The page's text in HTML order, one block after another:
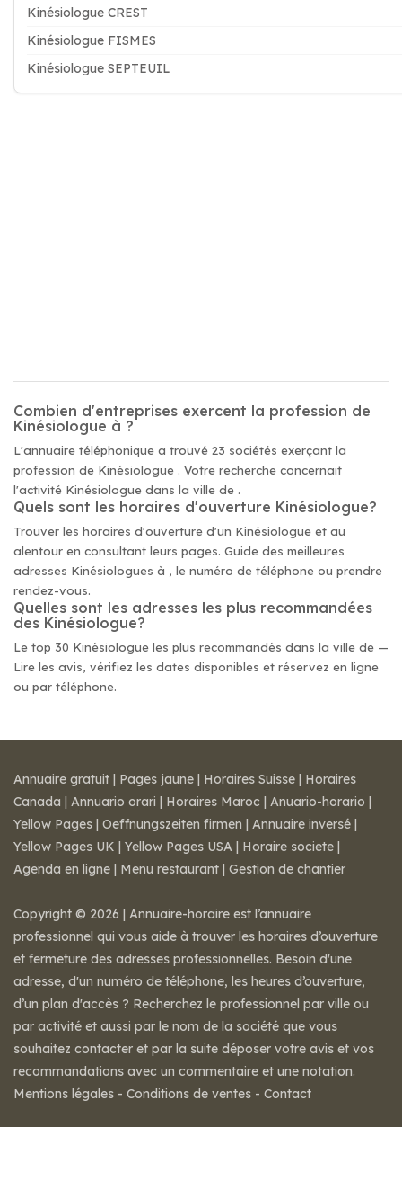
Kinésiologue CREST
Kinésiologue FISMES
Kinésiologue SEPTEUIL
Combien d'entreprises exercent la profession de
Kinésiologue à ?
L'annuaire téléphonique a trouvé 23 sociétés exerçant la
profession de Kinésiologue . Votre recherche concernait
l'activité Kinésiologue dans la ville de .
Quels sont les horaires d'ouverture Kinésiologue?
Trouver les horaires d'ouverture d'un Kinésiologue et au
alentour en consultant leurs pages. Guide des meilleures
adresses Kinésiologues à , le numéro de téléphone ou prendre
rendez-vous.
Quelles sont les adresses les plus recommandées
des Kinésiologue?
Le top 30 Kinésiologue les plus recommandés dans la ville de —
Lire les avis, vérifiez les dates disponibles et réservez en ligne
ou par téléphone.
Annuaire gratuit | Pages jaune | Horaires Suisse | Horaires
Canada | Annuario orari | Horaires Maroc | Anuario-horario |
Yellow Pages | Oeffnungszeiten firmen | Annuaire inversé |
Yellow Pages UK | Yellow Pages USA | Horaire societe |
Agenda en ligne | Menu restaurant | Gestion de chantier
Copyright © 2026 | Annuaire-horaire est l’annuaire
professionnel qui vous aide à trouver les horaires d’ouverture
et fermeture des adresses professionnelles. Besoin d'une
adresse, d'un numéro de téléphone, les heures d’ouverture,
d’un plan d'accès ? Recherchez le professionnel par ville ou
par activité et aussi par le nom de la société que vous
souhaitez contacter et par la suite déposer votre avis et vos
recommandations avec un commentaire et une notation.
Mentions légales - Conditions de ventes - Contact